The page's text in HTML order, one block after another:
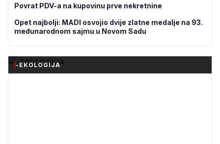
Povrat PDV-a na kupovinu prve nekretnine
Opet najbolji: MADI osvojio dvije zlatne medalje na 93.
međunarodnom sajmu u Novom Sadu
-EKOLOGIJA